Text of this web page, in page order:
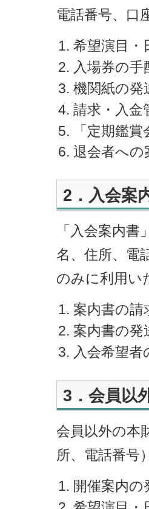
電話番号、口
希望演目・
入場券の手
機関紙の発
請求・入金
「定期鑑
退会者への
2．入会案
「入会案内
名、住所、電
のみに利用い
案内書の
案内書の発
入会希望
3．会員以
会員以外の本
所、電話番号
開催案内